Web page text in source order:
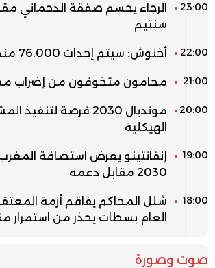
23:00
سنتيم
22:00 أخنوش: سيتم إحداث 76.000 منصب شغل جديد
21:00 محامون متخوفون من إضراب
20:00
مونديال 2030 فرصة
الهيكلية
19:00
إنفانتينو يعرض استضافة
2030 مقابل دعمه
18:00
شلل المحاكم يفاقم أزمة
العام بسطات يحذر من استمرار
صوت وصورة